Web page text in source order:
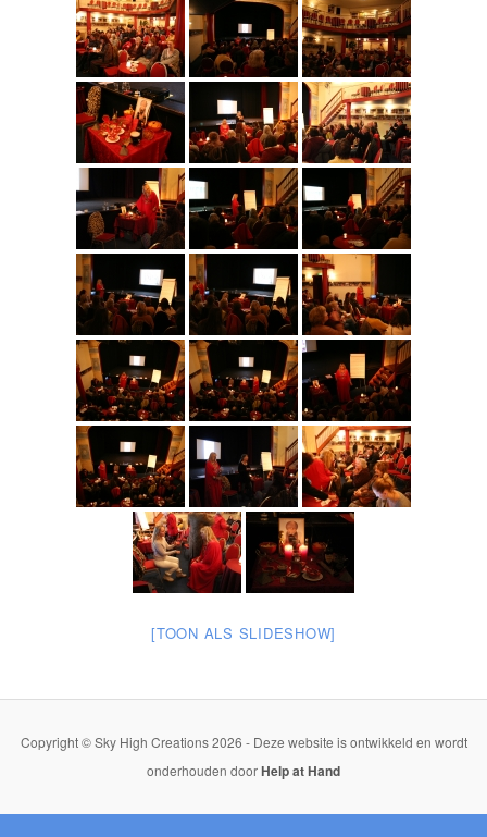
[TOON ALS SLIDESHOW]
Copyright © Sky High Creations 2026 - Deze website is ontwikkeld en wordt
onderhouden doorHelp at Hand